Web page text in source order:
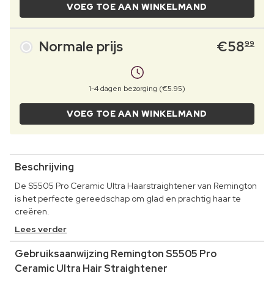
VOEG TOE AAN WINKELMAND
Normale prijs €5899
1-4 dagen bezorging (€5.95)
VOEG TOE AAN WINKELMAND
Beschrijving
De S5505 Pro Ceramic Ultra Haarstraightener van Remington
is het perfecte gereedschap om glad en prachtig haar te
creëren.
Lees verder
Gebruiksaanwijzing Remington S5505 Pro
Ceramic Ultra Hair Straightener